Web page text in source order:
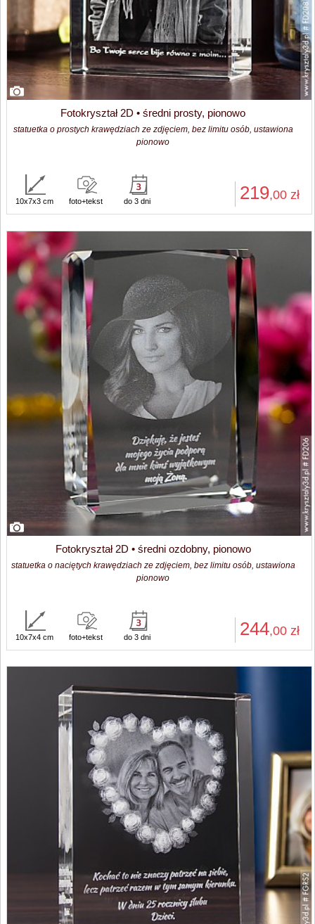
Fotokryształ 2D • średni prosty, pionowo
statuetka o prostych krawędziach ze zdjęciem, bez limitu osób, ustawiona
pionowo
219,00 zł
10x7x3 cm foto+tekst do 3 dni
Fotokryształ 2D • średni ozdobny, pionowo
statuetka o naciętych krawędziach ze zdjęciem, bez limitu osób, ustawiona
pionowo
244,00 zł
10x7x4 cm foto+tekst do 3 dni